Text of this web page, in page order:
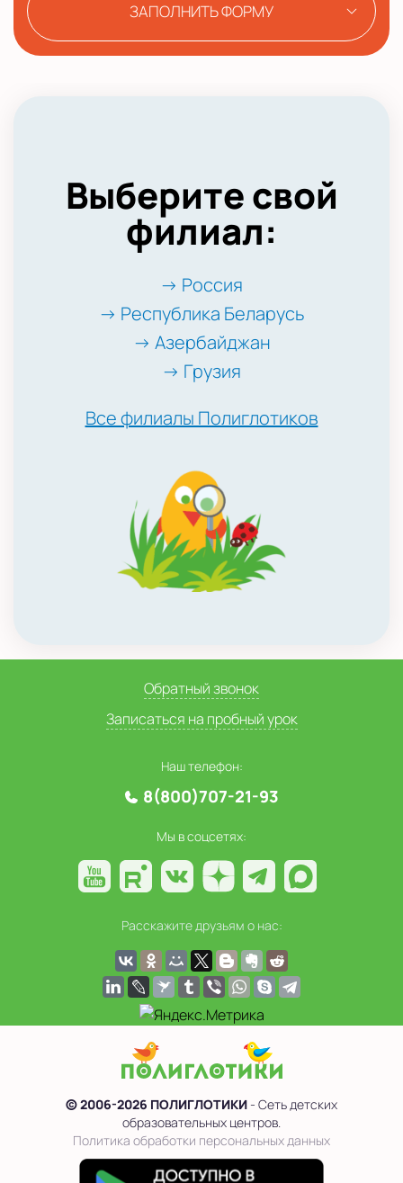
ЗАПОЛНИТЬ ФОРМУ
Выберите свой
филиал:
→ Россия
→ Республика Беларусь
→ Азербайджан
→ Грузия
Все филиалы Полиглотиков
Обратный звонок
Записаться на пробный урок
Наш телефон:
8(800)707-21-93
Мы в соцсетях:
Расскажите друзьям о нас:
© 2006-2026 ПОЛИГЛОТИКИ- Сеть детских
образовательных центров.
Политика обработки персональных данных